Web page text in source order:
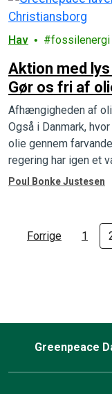
Hav fossilenergi
Aktion med
Gør os fri af
Afhængigheden af
Også i Danmark,
olie gennem
regering har igen et
Poul Bonke Justesen
Forrige 1
Greenpeace